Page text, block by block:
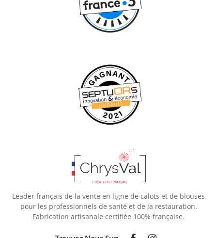
Leader français de la vente en ligne de calots et de blouses
pour les professionnels de santé et de la restauration.
Fabrication artisanale certifiée 100% française.